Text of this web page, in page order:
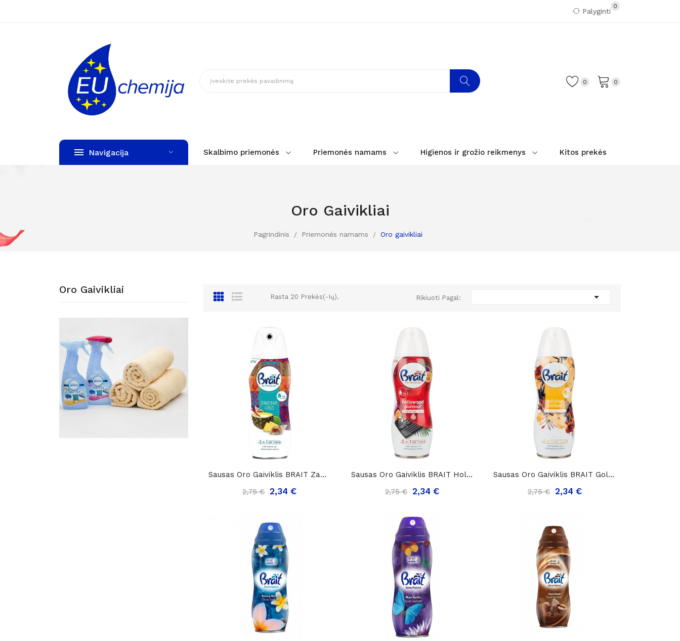
Palyginti
0
0
0
Navigacija Skalbimo priemonės Priemonės namams Higienos ir grožio reikmenys Kitos prekės
Oro Gaivikliai
Pagrindinis Priemonės namams Oro gaivikliai
Oro Gaivikliai
Rasta 20 Prekės(-Ių). Rikiuoti Pagal: 
Sausas Oro Gaiviklis BRAIT Zanzibar Vibes, 300ml..
2,75 € 2,34 €
Sausas Oro Gaiviklis BRAIT Holywood Glamour,...
2,75 € 2,34 €
Sausas Oro Gaiviklis BRAIT Golden Amber, 300ml..
2,75 € 2,34 €